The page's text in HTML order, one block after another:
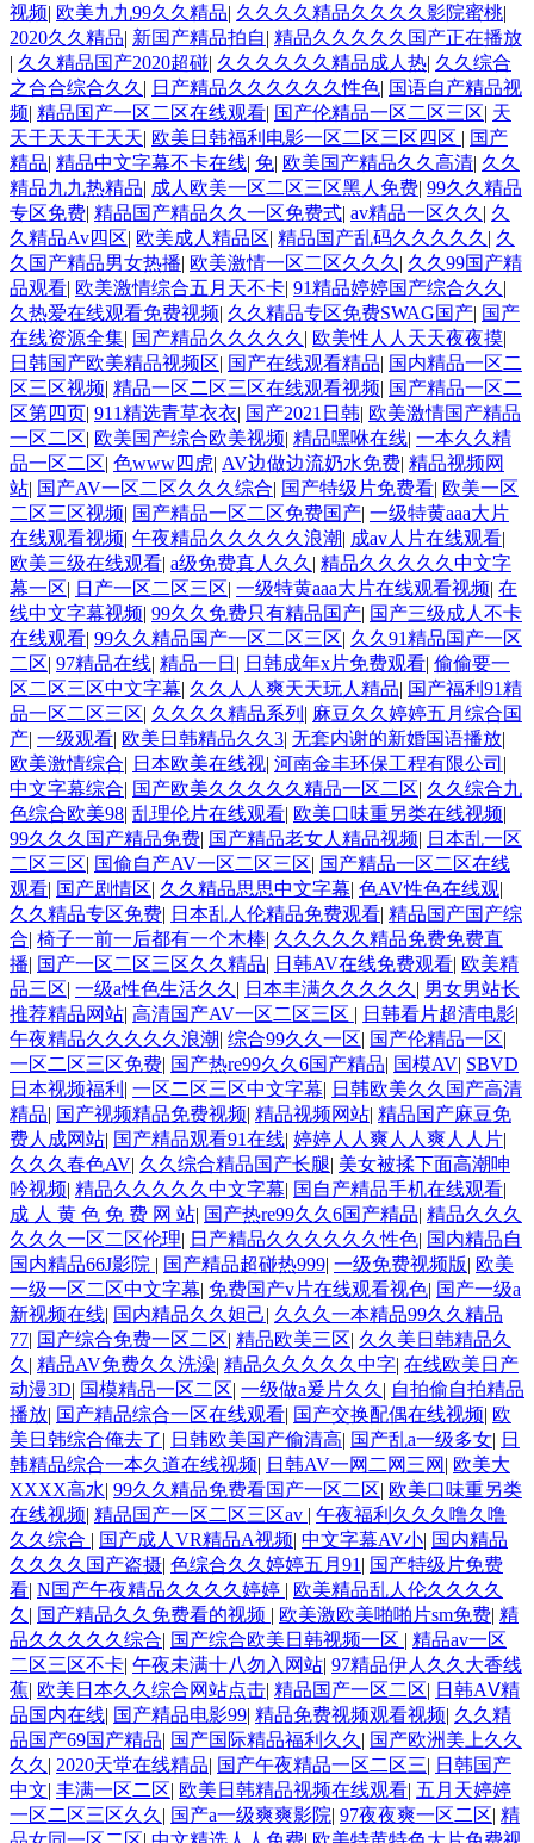
视频| 欧美九九99久久精品| 久久久久精品久久久久影院蜜桃|
2020久久精品| 新国产精品拍自| 精品久久久久久国产正在播放
| 久久精品国产2020超碰| 久久久久久久精品成人热| 久久综合
之合合综合久久 | 日产精品久久久久久久性色| 国语自产精品视
频| 精品国产一区二区在线观看| 国产伦精品一区二区三区| 天
天干天天干天天| 欧美日韩福利电影一区二区三区四区 | 国产
精品| 精品中文字幕不卡在线| 免| 欧美国产精品久久高清| 久久
精品九九热精品| 成人欧美一区二区三区黑人免费| 99久久精品
专区免费| 精品国产精品久久一区免费式| av精品一区久久 | 久
久精品Av四区| 欧美成人精品区| 精品国产乱码久久久久久 | 久
久国产精品男女热播| 欧美激情一区二区久久久 | 久久99国产精
品观看| 欧美激情综合五月天不卡| 91精品婷婷国产综合久久 |
久热爱在线观看免费视频| 久久精品专区免费SWAG国产| 国产
在线资源全集| 国产精品久久久久久 | 欧美性人人天天夜夜摸|
日韩国产欧美精品视频区| 国产在线观看精品| 国内精品一区二
区三区视频| 精品一区二区三区在线观看视频| 国产精品一区二
区第四页| 911精选青草衣衣| 国产2021日韩| 欧美激情国产精品
一区二区| 欧美国产综合欧美视频| 精品嘿咻在线| 一本久久精
品一区二区| 色www四虎| AV边做边流奶水免费| 精品视频网
站| 国产AV一区二区久久久综合| 国产特级片免费看| 欧美一区
二区三区视频| 国产精品一区二区免费国产| 一级特黄aaa大片
在线观看视频| 午夜精品久久久久久浪潮| 成av人片在线观看|
欧美三级在线观看| a级免费真人久久 | 精品久久久久久中文字
幕一区| 日产一区二区三区| 一级特黄aaa大片在线观看视频| 在
线中文字幕视频| 99久久免费只有精品国产| 国产三级成人不卡
在线观看| 99久久精品国产一区二区三区| 久久91精品国产一区
二区| 97精品在线| 精品一日 | 日韩成年x片免费观看| 偷偷要一
区二区三区中文字幕| 久久人人爽天天玩人精品| 国产福利91精
品一区二区三区| 久久久久精品系列 | 麻豆久久婷婷五月综合国
产| 一级观看| 欧美日韩精品久久3| 无套内谢的新婚国语播放|
欧美激情综合| 日本欧美在线视| 河南金丰环保工程有限公司 |
中文字幕综合| 国产欧美久久久久久精品一区二区| 久久综合九
色综合欧美98| 乱理伦片在线观看| 欧美口味重另类在线视频|
99久久久国产精品免费| 国产精品老女人精品视频| 日本乱一区
二区三区| 国偷自产AV一区二区三区| 国产精品一区二区在线
观看| 国产剧情区| 久久精品思思中文字幕| 色AV性色在线观|
久久精品专区免费| 日本乱人伦精品免费观看| 精品国产国产综
合| 椅子一前一后都有一个木棒| 久久久久久精品免费免费直
播| 国产一区二区三区久久精品| 日韩AV在线免费观看| 欧美精
品三区| 一级a性色生活久久 | 日本丰满久久久久久 | 男女男站长
推荐精品网站| 高清国产AV一区二区三区 | 日韩看片超清电影|
午夜精品久久久久久浪潮| 综合99久久一区| 国产伦精品一区|
一区二区三区免费| 国产热re99久久6国产精品| 国模AV| SBVD
日本视频福利 | 一区二区三区中文字幕| 日韩欧美久久国产高清
精品| 国产视频精品免费视频| 精品视频网站| 精品国产麻豆免
费人成网站| 国产精品观看91在线| 婷婷人人爽人人爽人人片|
久久久春色AV| 久久综合精品国产长腿| 美女被揉下面高潮呻
吟视频| 精品久久久久久中文字幕| 国自产精品手机在线观看|
成 人 黄 色 免 费 网 站| 国产热re99久久6国产精品| 精品久久久
久久久一区二区伦理| 日产精品久久久久久久性色| 国内精品自
国内精品66J影院 | 国产精品超碰热999| 一级免费视频版| 欧美
一级一区二区中文字幕| 免费国产v片在线观看视色| 国产一级a
新视频在线| 国内精品久久妲己| 久久久一本精品99久久精品
77| 国产综合免费一区二区| 精品欧美三区| 久久美日韩精品久
久 | 精品AV免费久久洗澡| 精品久久久久久中字| 在线欧美日产
动漫3D| 国模精品一区二区| 一级做a爰片久久 | 自拍偷自拍精品
播放| 国产精品综合一区在线观看| 国产交换配偶在线视频| 欧
美日韩综合俺去了| 日韩欧美国产偷清高| 国产乱a一级多女| 日
韩精品综合一本久道在线视频| 日韩AV一网二网三网 | 欧美大
XXXX高水| 99久久精品免费看国产一区二区| 欧美口味重另类
在线视频| 精品国产一区二区三区av | 午夜福利久久久噜久噜
久久综合 | 国产成人VR精品A视频| 中文字幕AV小| 国内精品
久久久久国产盗摄| 色综合久久婷婷五月91 | 国产特级片免费
看| N国产午夜精品久久久久婷婷 | 欧美精品乱人伦久久久久
久 | 国产精品久久免费看的视频 | 欧美激欧美啪啪片sm免费| 精
品久久久久久综合| 国产综合欧美日韩视频一区 | 精品av一区
二区三区不卡| 午夜未满十八勿入网站| 97精品伊人久久大香线
蕉| 欧美日本久久综合网站点击| 精品国产一区二区| 日韩AⅤ精
品国内在线| 国产精品电影99| 精品免费视频观看视频| 久久精
品国产69国产精品| 国产国际精品福利久久 | 国产欧洲美上久久
久久 | 2020天堂在线精品| 国产午夜精品一区二区三| 日韩国产
中文| 丰满一区二区| 欧美日韩精品视频在线观看| 五月天婷婷
一区二区三区久久 | 国产a一级爽爽影院| 97夜夜爽一区二区| 精